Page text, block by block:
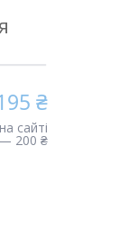
₴
сайті
— 200 ₴